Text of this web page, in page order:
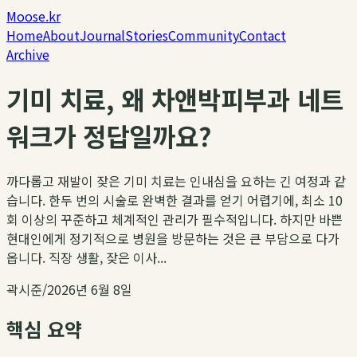
Moose.kr
HomeAboutJournalStoriesCommunityContact
Archive
기미 치료, 왜 차앤박피부과 네트
워크가 정답일까요?
까다롭고 재발이 잦은 기미 치료는 인내심을 요하는 긴 여정과 같
습니다. 한두 번의 시술로 완벽한 결과를 얻기 어렵기에, 최소 10
회 이상의 꾸준하고 체계적인 관리가 필수적입니다. 하지만 바쁜
현대인에게 정기적으로 병원을 방문하는 것은 큰 부담으로 다가
옵니다. 직장 생활, 잦은 이사...
곽시준/2026년 6월 8일
핵심 요약